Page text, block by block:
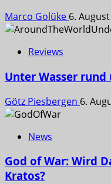
Marco Golüke 6.
Reviews
Unter Wasser rund
Götz Piesbergen 6.
News
God of War: Wird
Kratos?